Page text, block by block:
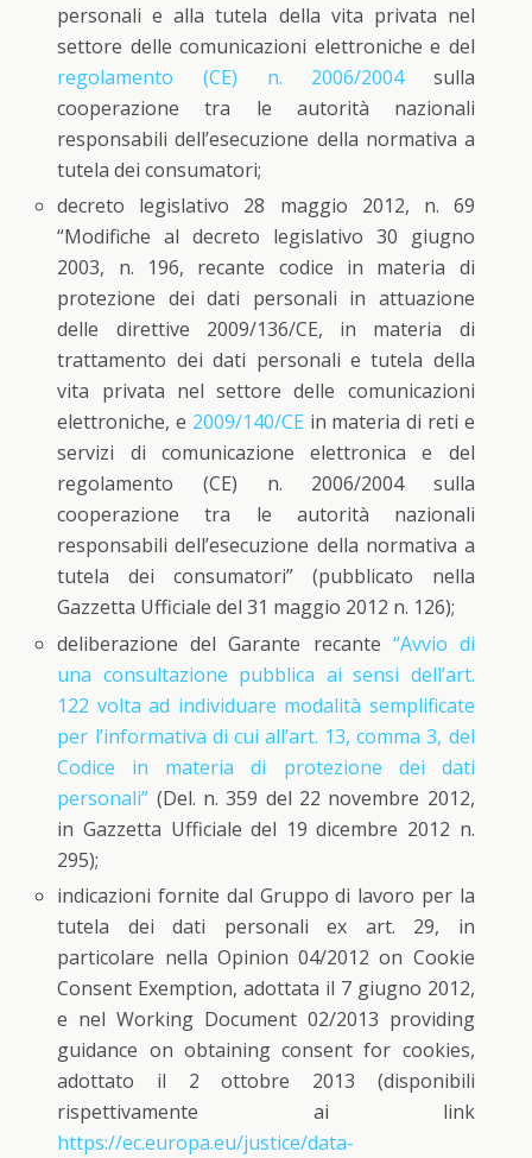
personali e alla tutela della vita privata nel
settore delle comunicazioni elettroniche e del
regolamento (CE) n. 2006/2004sulla
cooperazione tra le autorità nazionali
responsabili dell’esecuzione della normativa a
tutela dei consumatori;
decreto legislativo 28 maggio 2012, n. 69
“Modifiche al decreto legislativo 30 giugno
2003, n. 196, recante codice in materia di
protezione dei dati personali in attuazione
delle direttive 2009/136/CE, in materia di
trattamento dei dati personali e tutela della
vita privata nel settore delle comunicazioni
elettroniche, e 2009/140/CE in materia di reti e
servizi di comunicazione elettronica e del
regolamento (CE) n. 2006/2004 sulla
cooperazione tra le autorità nazionali
responsabili dell’esecuzione della normativa a
tutela dei consumatori” (pubblicato nella
Gazzetta Ufficiale del 31 maggio 2012 n. 126);
deliberazione del Garante recante “Avvio di
una consultazione pubblica ai sensi dell’art.
122 volta ad individuare modalità semplificate
per l’informativa di cui all’art. 13, comma 3, del
Codice in materia di protezione dei dati
personali” (Del. n. 359 del 22 novembre 2012,
in Gazzetta Ufficiale del 19 dicembre 2012 n.
295);
indicazioni fornite dal Gruppo di lavoro per la
tutela dei dati personali ex art. 29, in
particolare nella Opinion 04/2012 on Cookie
Consent Exemption, adottata il 7 giugno 2012,
e nel Working Document 02/2013 providing
guidance on obtaining consent for cookies,
adottato il 2 ottobre 2013 (disponibili
rispettivamente ai link
https://ec.europa.eu/justice/data-